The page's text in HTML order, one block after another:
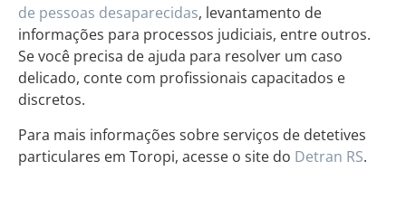
de pessoas desaparecidas, levantamento de
informações para processos judiciais, entre outros.
Se você precisa de ajuda para resolver um caso
delicado, conte com profissionais capacitados e
discretos.
Para mais informações sobre serviços de detetives
particulares em Toropi, acesse o site do Detran RS.